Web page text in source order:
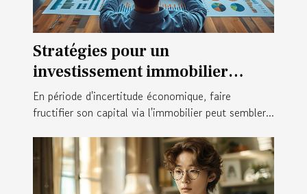
Stratégies pour un
investissement immobilier
réussi en période d'incertitude
économique
En période d'incertitude économique, faire
fructifier son capital via l'immobilier peut sembler...